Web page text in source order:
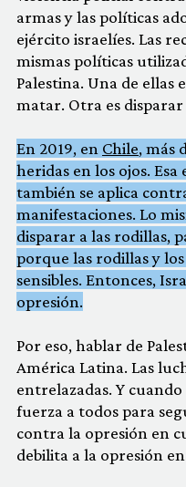
armas y las políticas
ejército israelíes. Las
mismas políticas
Palestina. Una de ellas
matar. Otra es
En 2019, en Chile, más
heridas en los ojos.
también se aplica
manifestaciones. Lo
disparar a las rodillas,
porque las rodillas y
sensibles. Entonces,
opresión.
Por eso, hablar de
América Latina. Las
entrelazadas. Y
fuerza a todos para
contra la opresión en
debilita a la opresión